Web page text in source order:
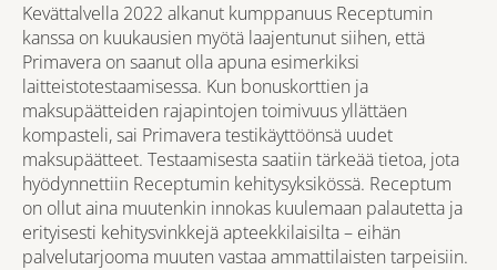
Kevättalvella 2022 alkanut kumppanuus Receptumin
kanssa on kuukausien myötä laajentunut siihen, että
Primavera on saanut olla apuna esimerkiksi
laitteistotestaamisessa. Kun bonuskorttien ja
maksupäätteiden rajapintojen toimivuus yllättäen
kompasteli, sai Primavera testikäyttöönsä uudet
maksupäätteet. Testaamisesta saatiin tärkeää tietoa, jota
hyödynnettiin Receptumin kehitysyksikössä. Receptum
on ollut aina muutenkin innokas kuulemaan palautetta ja
erityisesti kehitysvinkkejä apteekkilaisilta – eihän
palvelutarjooma muuten vastaa ammattilaisten tarpeisiin.